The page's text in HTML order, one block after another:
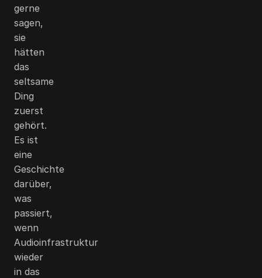
gerne
sagen,
sie
hätten
das
seltsame
Ding
zuerst
gehört.
Es ist
eine
Geschichte
darüber,
was
passiert,
wenn
Audioinfrastruktur
wieder
in das